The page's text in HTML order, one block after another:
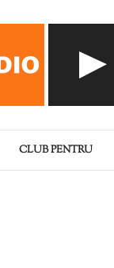
CLUB PENTRU